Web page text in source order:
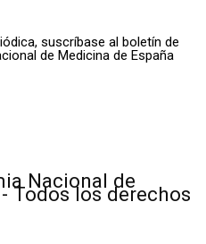
suscríbase al boletín de
de Medicina de España
Nacional de
Todos los derechos